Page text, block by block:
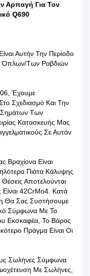
Αρπαγή Για Τον
Q690
Αυτήν Την Περίοδο
Όπλων/των Ραβδιών
Έχουμε
Σχεδιασμό Και Την
Των
Κατασκευής Μας
Σε Αυτόν
Βραχίονα Είναι
Πιάτα Κάλυψης
Αποτελούνται
42CrMo4. Κατά
Θα Σας Συστήσουμε
Σύμφωνα Με Το
Εκσκαφέα, Το Βάρος
Πράγμα Είναι Οι
Σωλήνες Σύμφωνα
Με Σωλήνες,